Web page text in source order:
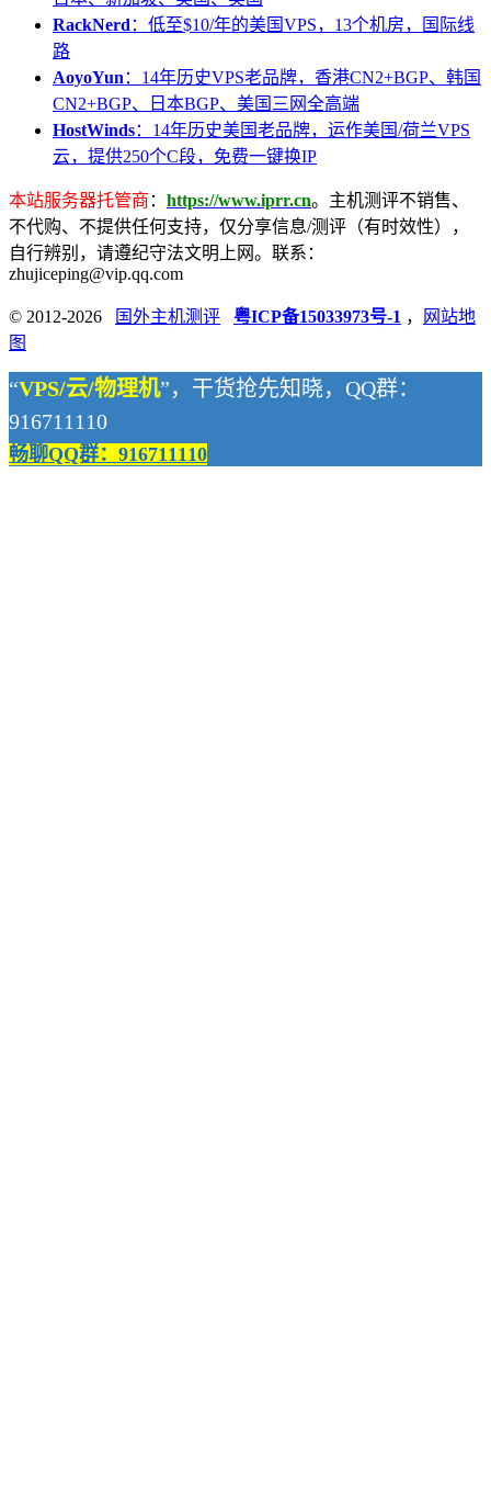
RackNerd ：低至$10/年的美国VPS，13个机房，国际线
路
AoyoYun ：14年历史VPS老品牌，香港CN2+BGP、韩国
CN2+BGP、日本BGP、美国三网全高端
HostWinds：14年历史美国老品牌，运作美国/荷兰VPS
云，提供250个C段，免费一键换IP
本站服务器托管商 ： https://www.iprr.cn。主机测评不销售、
不代购、不提供任何支持，仅分享信息/测评（有时效性），
自行辨别，请遵纪守法文明上网。联系：
zhujiceping@vip.qq.com
© 2012-2026 国外主机测评 粤ICP备15033973号-1 ，
网站地
图
“VPS/云/物理机”，干货抢先知晓，QQ群：
916711110
畅聊QQ群：916711110